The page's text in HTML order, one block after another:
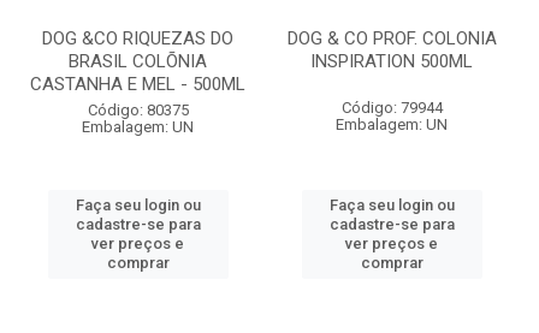
DOG &CO RIQUEZAS DO
BRASIL COLÕNIA
CASTANHA E MEL - 500ML
Código: 80375
Embalagem: UN
Faça seu login ou
cadastre-se para
ver preços e
comprar
DOG & CO PROF. COLONIA
INSPIRATION 500ML
Código: 79944
Embalagem: UN
Faça seu login ou
cadastre-se para
ver preços e
comprar